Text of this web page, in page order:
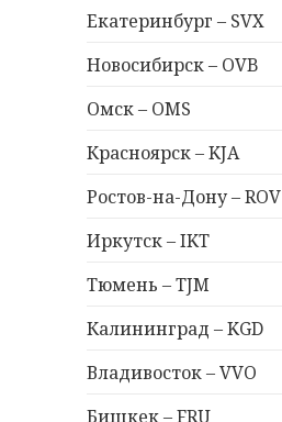
Екатеринбург – SVX
Новосибирск – OVB
Омск – OMS
Красноярск – KJA
Ростов-на-Дону – ROV
Иркутск – IKT
Тюмень – TJM
Калининград – KGD
Владивосток – VVO
Бишкек – FRU